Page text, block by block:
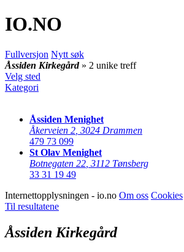
IO.NO
Fullversjon Nytt søk
Åssiden Kirkegård » 2 unike treff
Velg sted
Kategori
Åssiden Menighet
Åkerveien 2 3024 Drammen
479 73 099
St Olav Menighet
Botnegaten 22 3112 Tønsberg
33 31 19 49
Internettopplysningen - io.no Om oss Cookies
Til resultatene
Åssiden Kirkegård